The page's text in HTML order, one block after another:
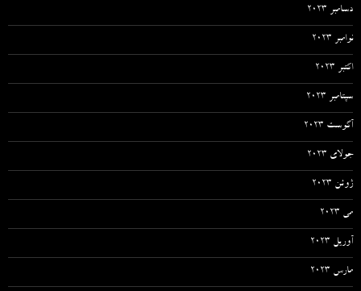
دسامبر 2023
نوامبر 2023
اکتبر 2023
سپتامبر 2023
آگوست 2023
جولای 2023
ژوئن 2023
می 2023
آوریل 2023
مارس 2023